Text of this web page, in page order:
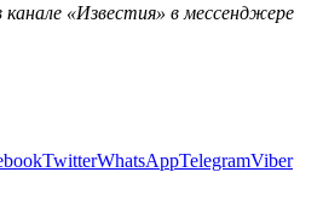
«Известия» в мессенджере
TwitterWhatsAppTelegramViber